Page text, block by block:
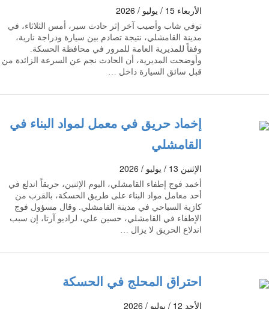
الأربعاء 15 / يوليو / 2026
توفي شاب وأصيب آخر إثر حادث سير، أمس الثلاثاء، في
مدينة القامشلي، نتيجة تصادم بين سيارة ودراجة نارية،
وفقاً للمديرية العامة للمرور في محافظة الحسكة.
وأوضحت المديرية، أن الحادث نجم عن السرعة الزائدة من
قبل سائق السيارة داخل …
إخماد حريق في معمل لمواد البناء في
القامشلي
الإثنين 13 / يوليو / 2026
أخمد فوج إطفاء القامشلي، اليوم الإثنين، حريقاً اندلع في
أحد معامل مواد البناء على طريق الحسكة، بالقرب من
كازية السياحي في مدينة القامشلي. وقال مسؤول فوج
الإطفاء في القامشلي، حسين علي، لراديو آرتا، إن سبب
اندلاع الحريق لا يزال …
احتراق المحلج في الحسكة
الأحد 12 / يوليو / 2026